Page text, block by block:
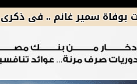
غانم .. فى ذكرى رحلها الـ 5